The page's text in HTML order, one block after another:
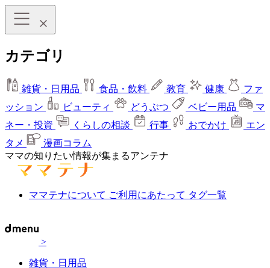
カテゴリ
雑貨・日用品 食品・飲料 教育 健康
ファ
ッション
ビューティ どうぶつ ベビー用品
マ
ネー・投資
くらしの相談 行事 おでかけ
エン
タメ
漫画コラム
ママの知りたい情報が集まるアンテナ
ママテナについて ご利用にあたって タグ一覧
>
雑貨・日用品